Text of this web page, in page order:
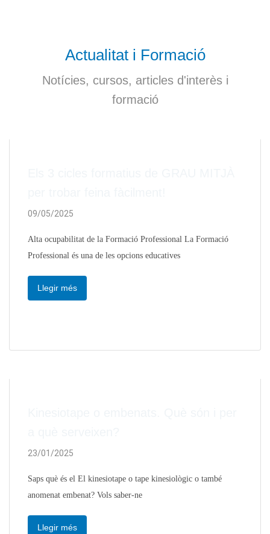
Extraescolars
Extraescolars
Actualitat i Formació
Notícies, cursos, articles d'interès i
formació
09/05/2025
Alta ocupabilitat de la Formació Professional La Formació
Professional és una de les opcions educatives
Llegir més
23/01/2025
Saps què és el El kinesiotape o tape kinesiològic o també
anomenat embenat? Vols saber-ne
Llegir més